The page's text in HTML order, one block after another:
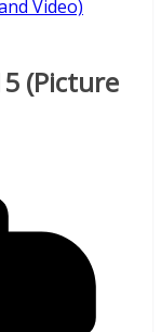
(Picture